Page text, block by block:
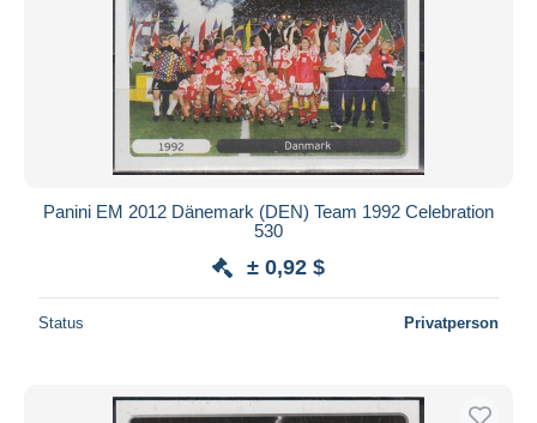
Panini EM 2012 Dänemark (DEN) Team 1992 Celebration
530
± 0,92 $
Status Privatperson